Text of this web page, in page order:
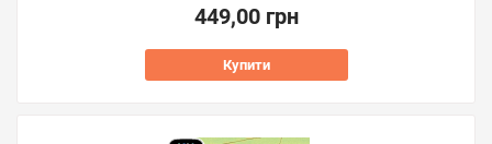
449,00 грн
Купити